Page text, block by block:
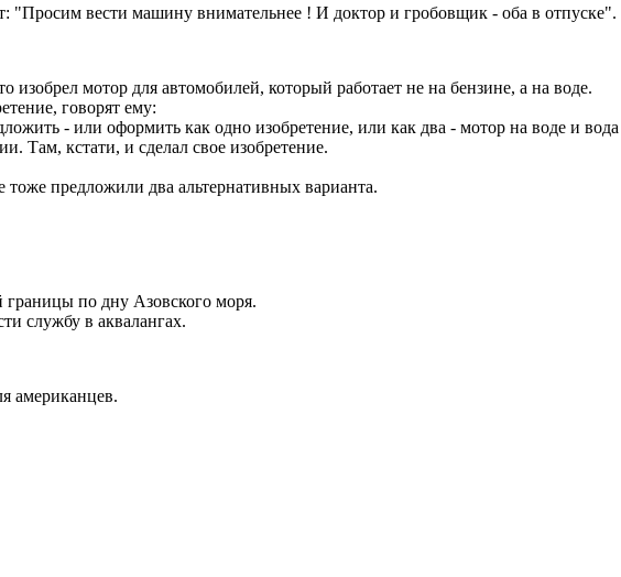
вести машину внимательнее ! И доктор и гробовщик - оба в отпуске".
мотор для автомобилей, который работает не на бензине, а на воде.
говорят ему:
- или оформить как одно изобретение, или как два - мотор на воде и
Там, кстати, и сделал свое изобретение.
предложили два альтернативных варианта.
границы по дну Азовского моря.
службу в аквалангах.
американцев.